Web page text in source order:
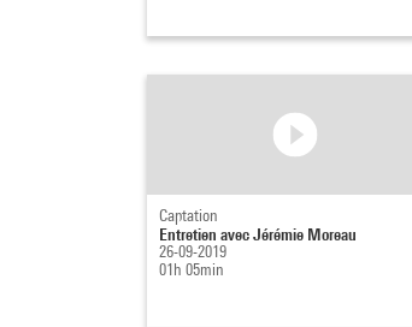
Captation
Entretien avec Jérémie Moreau
26-09-2019
01h 05min